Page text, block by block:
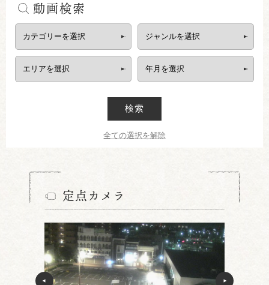
動画検索
検索
全ての選択を解除
定点カメラ